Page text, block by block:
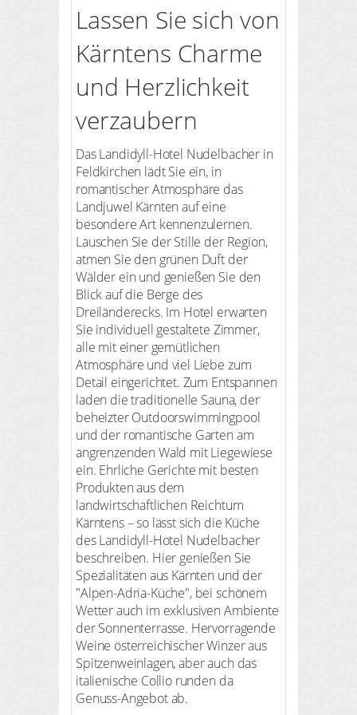
Lassen Sie sich von
Kärntens Charme
und Herzlichkeit
verzaubern
Das Landidyll-Hotel Nudelbacher in
Feldkirchen lädt Sie ein, in
romantischer Atmosphäre das
Landjuwel Kärnten auf eine
besondere Art kennenzulernen.
Lauschen Sie der Stille der Region,
atmen Sie den grünen Duft der
Wälder ein und genießen Sie den
Blick auf die Berge des
Dreiländerecks. Im Hotel erwarten
Sie individuell gestaltete Zimmer,
alle mit einer gemütlichen
Atmosphäre und viel Liebe zum
Detail eingerichtet. Zum Entspannen
laden die traditionelle Sauna, der
beheizter Outdoorswimmingpool
und der romantische Garten am
angrenzenden Wald mit Liegewiese
ein. Ehrliche Gerichte mit besten
Produkten aus dem
landwirtschaftlichen Reichtum
Kärntens – so lässt sich die Küche
des Landidyll-Hotel Nudelbacher
beschreiben. Hier genießen Sie
Spezialitäten aus Kärnten und der
"Alpen-Adria-Küche", bei schönem
Wetter auch im exklusiven Ambiente
der Sonnenterrasse. Hervorragende
Weine österreichischer Winzer aus
Spitzenweinlagen, aber auch das
italienische Collio runden da
Genuss-Angebot ab.